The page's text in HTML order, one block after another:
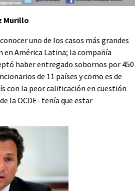
Murillo
uno de los casos más grandes
en América Latina; la compañía
haber entregado sobornos por 450
de 11 países y como es de
con la peor calificación en cuestión
la OCDE- tenía que estar